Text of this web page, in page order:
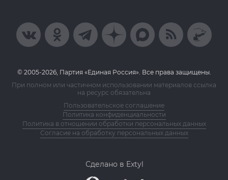
© 2005-2026, Партия «Единая Россия». Все права защищены.
При полном или частичном использовании материалов ссылка
на ресурс обязательна
Пользовательское соглашение
Политика конфиденциальности
Политика в отношении обработки персональных данных
Согласие на обработку персональных данных
Сделано в Extyl